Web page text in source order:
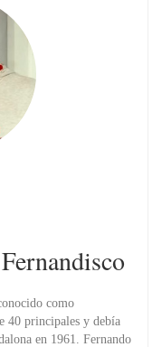
como
40 principales y debía
en 1961. Fernando